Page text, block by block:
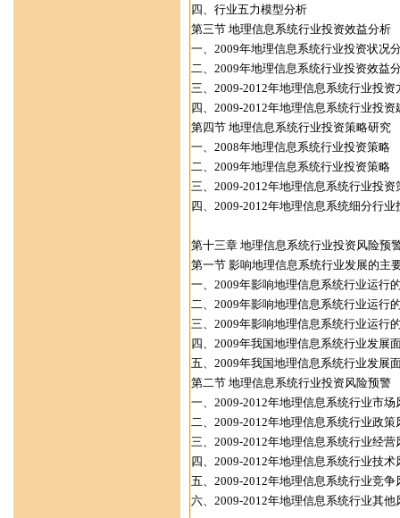
四、行业五力模型分析
第三节 地理信息系统行业投资效益分析
一、2009年地理信息系统行业投资状况
二、2009年地理信息系统行业投资效益
三、2009-2012年地理信息系统行业投资
四、2009-2012年地理信息系统行业投资
第四节 地理信息系统行业投资策略研究
一、2008年地理信息系统行业投资策略
二、2009年地理信息系统行业投资策略
三、2009-2012年地理信息系统行业投资
四、2009-2012年地理信息系统细分行业
第十三章 地理信息系统行业投资风险预
第一节 影响地理信息系统行业发展的主
一、2009年影响地理信息系统行业运行
二、2009年影响地理信息系统行业运行
三、2009年影响地理信息系统行业运行
四、2009年我国地理信息系统行业发展
五、2009年我国地理信息系统行业发展
第二节 地理信息系统行业投资风险预警
一、2009-2012年地理信息系统行业市场
二、2009-2012年地理信息系统行业政策
三、2009-2012年地理信息系统行业经营
四、2009-2012年地理信息系统行业技术
五、2009-2012年地理信息系统行业竞争
六、2009-2012年地理信息系统行业其他